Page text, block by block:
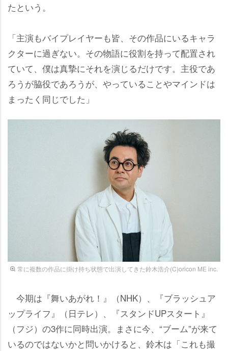
たという。
「主演もバイプレイヤーも皆、その作品にいるキャラ
クターに過ぎない。その物語に役割を持って配置され
ていて、僕は真摯にそれを演じるだけです。主役であ
ろうが脇役であろうが、やっていることやマインドは
まったく同じでした」
常に複数の作品に掛け持ち状態で出演してきた鈴木浩介(C)oricon ME inc.
今期は『舞いあがれ！』（NHK）、『ブラッシュア
ップライフ』（日テレ）、『スタンドUPスタート』
（フジ）の3作に同時出演。まさに今、“ブーム”が来て
いるのではないかと問いかけると、鈴木は「これも撮